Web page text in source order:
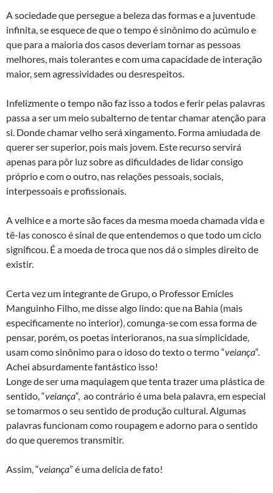
A sociedade que persegue a beleza das formas e a juventude
infinita, se esquece de que o tempo é sinônimo do acúmulo e
que para a maioria dos casos deveriam tornar as pessoas
melhores, mais tolerantes e com uma capacidade de interação
maior, sem agressividades ou desrespeitos.
Infelizmente o tempo não faz isso a todos e ferir pelas palavras
passa a ser um meio subalterno de tentar chamar atenção para
si. Donde chamar velho será xingamento. Forma amiudada de
querer ser superior, pois mais jovem. Este recurso servirá
apenas para pôr luz sobre as dificuldades de lidar consigo
próprio e com o outro, nas relações pessoais, sociais,
interpessoais e profissionais.
A velhice e a morte são faces da mesma moeda chamada vida e
tê-las conosco é sinal de que entendemos o que todo um ciclo
significou. É a moeda de troca que nos dá o simples direito de
existir.
Certa vez um integrante de Grupo, o Professor Emicles
Manguinho Filho, me disse algo lindo: que na Bahia (mais
especificamente no interior), comunga-se com essa forma de
pensar, porém, os poetas interioranos, na sua simplicidade,
usam como sinônimo para o idoso do texto o termo “veiança“.
Achei absurdamente fantástico isso!
Longe de ser uma maquiagem que tenta trazer uma plástica de
sentido, “veiança“, ao contrário é uma bela palavra, em especial
se tomarmos o seu sentido de produção cultural. Algumas
palavras funcionam como roupagem e adorno para o sentido
do que queremos transmitir.
Assim, “veiança” é uma delícia de fato!